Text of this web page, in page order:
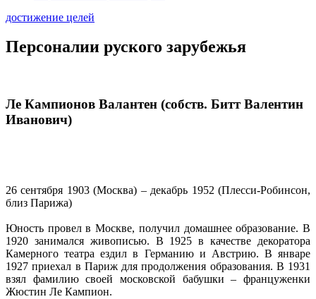
достижение целей
Персоналии руского зарубежья
Ле Кампионов Валантен (собств. Битт Валентин
Иванович)
26 сентября 1903 (Москва) – декабрь 1952 (Плесси-Робинсон,
близ Парижа)
Юность провел в Москве, получил домашнее образование. В
1920 занимался живописью. В 1925 в качестве декоратора
Камерного театра ездил в Германию и Австрию. В январе
1927 приехал в Париж для продолжения образования. В 1931
взял фамилию своей московской бабушки – француженки
Жюстин Ле Кампион.